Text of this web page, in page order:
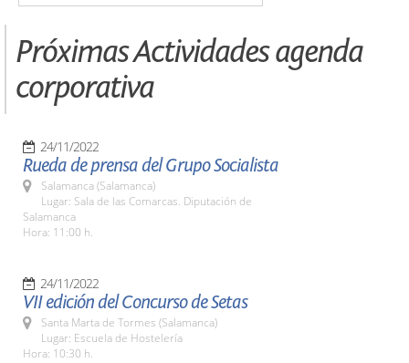
Próximas Actividades agenda
corporativa
24/11/2022
Rueda de prensa del Grupo Socialista
Salamanca (Salamanca)
Lugar: Sala de las Comarcas. Diputación de
Salamanca
Hora: 11:00 h.
24/11/2022
VII edición del Concurso de Setas
Santa Marta de Tormes (Salamanca)
Lugar: Escuela de Hostelería
Hora: 10:30 h.